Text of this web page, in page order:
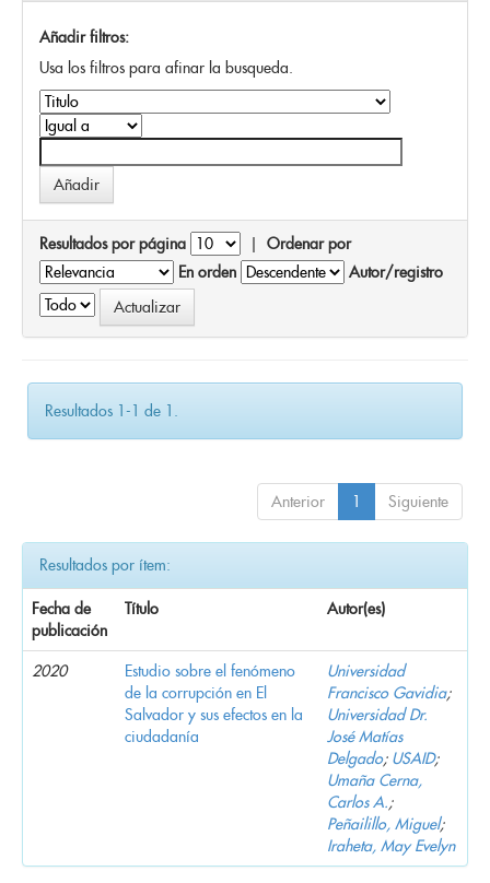
Añadir filtros:
Usa los filtros para afinar la busqueda.
Resultados por página | Ordenar por
En orden
Autor/registro
Resultados 1-1 de 1.
Anterior 1 Siguiente
Resultados por ítem:
Fecha de
publicación
Título Autor(es)
2020
Estudio sobre el fenómeno
de la corrupción en El
Salvador y sus efectos en la
ciudadanía
Universidad
Francisco Gavidia;
Universidad Dr.
José Matías
Delgado; USAID;
Umaña Cerna,
Carlos A.;
Peñailillo, Miguel;
Iraheta, May Evelyn